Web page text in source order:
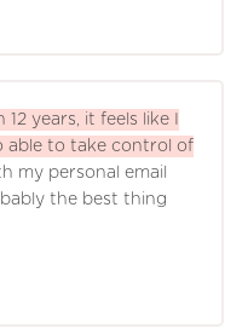
years, it feels like I
able to take control of
my personal email
the best thing